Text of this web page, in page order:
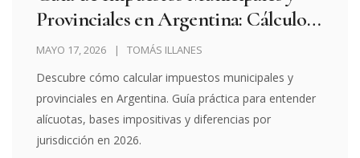
Provinciales en Argentina: Cálculo
por Jurisdicción 2026
MAYO 17, 2026 TOMÁS ILLANES
Descubre cómo calcular impuestos municipales y
provinciales en Argentina. Guía práctica para entender
alícuotas, bases impositivas y diferencias por
jurisdicción en 2026.